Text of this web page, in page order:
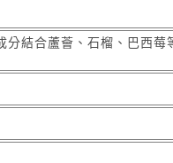
分結合蘆薈、石榴、巴西莓